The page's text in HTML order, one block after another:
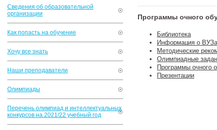
Сведения об образовательной
организации
Как попасть на обучение
Хочу все знать
Наши преподаватели
Олимпиады
Перечень олимпиад и интеллектуальных
конкурсов на 2021/22 учебный год
Программы очного
Библиотека
Информация о
Методические
Олимпиадные
Программы очного
Презентации